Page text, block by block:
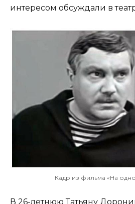
интересом обсуждали в
Кадр из фильма «На
В 26-летнюю Татьяну